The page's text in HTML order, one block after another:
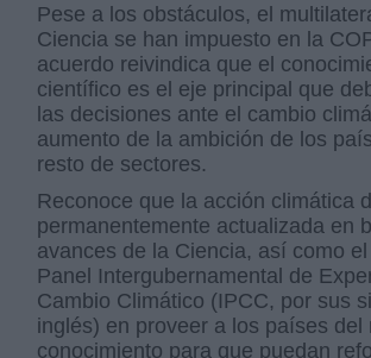
Pese a los obstáculos, el
Ciencia se han impuesto en la
acuerdo reivindica que el
científico es el eje principal que
las decisiones ante el cambio
aumento de la ambición de los
resto de sectores.
Reconoce que la acción climática
permanentemente actualizada en
avances de la Ciencia, así como
Panel Intergubernamental de
Cambio Climático (IPCC, por sus
inglés) en proveer a los países del
conocimiento para que puedan